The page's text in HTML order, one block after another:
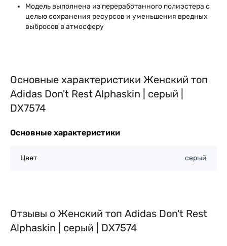
Модель выполнена из переработанного полиэстера с
целью сохранения ресурсов и уменьшения вредных
выбросов в атмосферу
Основные характеристики Женский топ
Adidas Don't Rest Alphaskin | серый |
DX7574
Основные характеристики
Цвет серый
Отзывы о Женский топ Adidas Don't Rest
Alphaskin | серый | DX7574